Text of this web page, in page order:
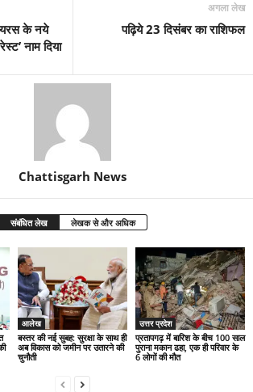
के नये
नाम दिया
अगला लेख
पढ़िये 23 दिसंबर का राशिफल
Chattisgarh News
संबंधित लेख लेखक से और अधिक
आलेख
बस्तर की नई सुबह: सुरक्षा के साथ ही
अब विकास को जमीन पर उतारने की
चुनौती
उत्तर प्रदेश
प्रतापगढ़ में बारिश के बीच 100 साल
पुराना मकान ढहा, एक ही परिवार के
6 लोगों की मौत